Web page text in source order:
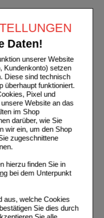
Daten!
unserer Website
Kundenkonto) setzen
Diese sind technisch
überhaupt funktioniert.
Pixel und
Website an das
im Shop
darüber, wie Sie
wir ein, um den Shop
zugeschnittene
hierzu finden Sie in
bei dem Unterpunkt
aus, welche Cookies
Sie dies durch